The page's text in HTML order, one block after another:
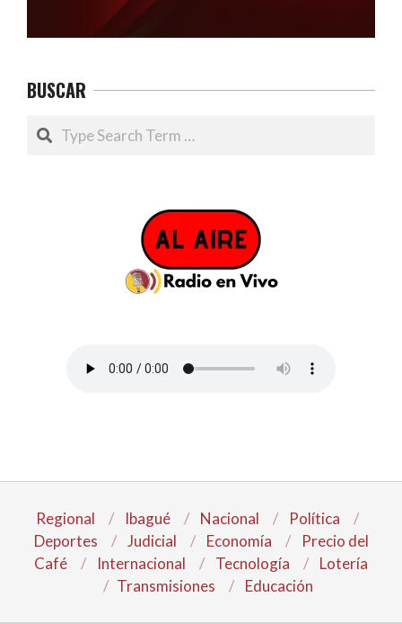
BUSCAR
Search
Regional Ibagué Nacional
Política
Deportes
Judicial Economía
Precio del
Café
Internacional Tecnología
Lotería
Transmisiones
Educación